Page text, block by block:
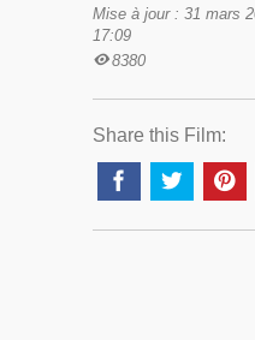
Mise à jour : 31 mars
17:09
8380
Share this Film: